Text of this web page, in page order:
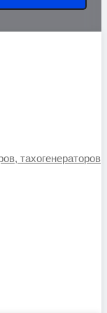
тахогенераторов